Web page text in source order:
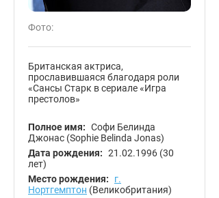
Фото:
Британская актриса,
прославившаяся благодаря роли
«Сансы Старк в сериале «Игра
престолов»
Полное имя: Софи Белинда
Джонас (Sophie Belinda Jonas)
Дата рождения: 21.02.1996 (30
лет)
Место рождения:
г.
Нортгемптон (Великобритания)